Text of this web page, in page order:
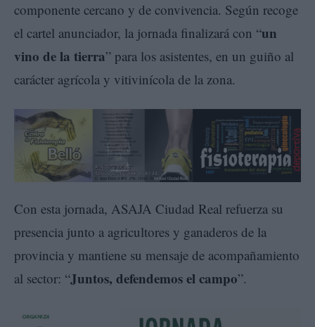
componente cercano y de convivencia. Según recoge
el cartel anunciador, la jornada finalizará con “un
vino de la tierra” para los asistentes, en un guiño al
carácter agrícola y vitivinícola de la zona.
Con esta jornada, ASAJA Ciudad Real refuerza su
presencia junto a agricultores y ganaderos de la
provincia y mantiene su mensaje de acompañamiento
al sector: “Juntos, defendemos el campo”.